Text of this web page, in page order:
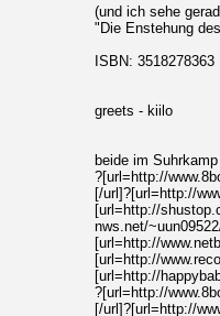
(und ich sehe
"Die Enstehung
ISBN: 3518278363
greets - kiilo
beide im
?[url=http://
[/url]?[url=http://
[url=http://
nws.net/
[url=http://
[url=http://
[url=http://
?[url=http://
[/url]?[url=http://